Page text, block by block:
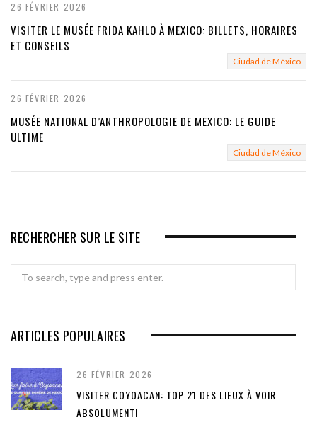
26 FÉVRIER 2026
VISITER LE MUSÉE FRIDA KAHLO À MEXICO: BILLETS, HORAIRES
ET CONSEILS
Ciudad de México
26 FÉVRIER 2026
MUSÉE NATIONAL D’ANTHROPOLOGIE DE MEXICO: LE GUIDE
ULTIME
Ciudad de México
RECHERCHER SUR LE SITE
Search
for:
ARTICLES POPULAIRES
26 FÉVRIER 2026
VISITER COYOACAN: TOP 21 DES LIEUX À VOIR
ABSOLUMENT!